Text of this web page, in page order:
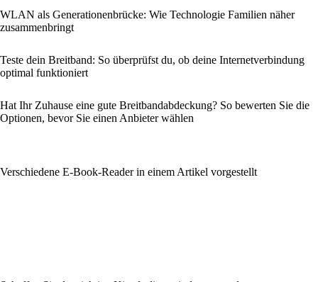
WLAN als Generationenbrücke: Wie Technologie Familien näher
zusammenbringt
Teste dein Breitband: So überprüfst du, ob deine Internetverbindung
optimal funktioniert
Hat Ihr Zuhause eine gute Breitbandabdeckung? So bewerten Sie die
Optionen, bevor Sie einen Anbieter wählen
Verschiedene E-Book-Reader in einem Artikel vorgestellt